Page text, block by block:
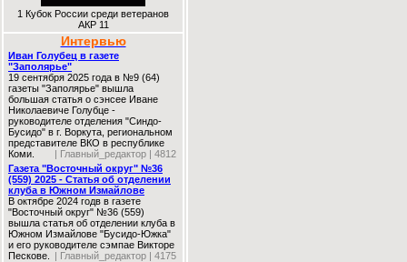
1 Кубок России среди ветеранов
АКР 11
Интервью
Иван Голубец в газете
"Заполярье"
19 сентября 2025 года в №9 (64)
газеты "Заполярье" вышла
большая статья о сэнсее Иване
Николаевиче Голубце -
руководителе отделения "Синдо-
Бусидо" в г. Воркута, региональном
представителе ВКО в республике
Коми.
| Главный_редактор | 4812
Газета "Восточный округ" №36
(559) 2025 - Статья об отделении
клуба в Южном Измайлове
В октябре 2024 годв в газете
"Восточный округ" №36 (559)
вышла статья об отделении клуба в
Южном Измайлове "Бусидо-Южка"
и его руководителе сэмпае Викторе
Пескове.
| Главный_редактор | 4175